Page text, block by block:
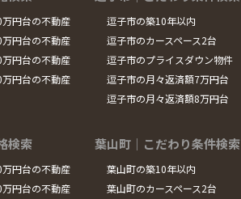
円台の不動産
円台の不動産
円台の不動産
円台の不動産
逗子市の築10年以内
逗子市のカースペース2台
逗子市のプライスダウン物件
逗子市の月々返済額7万円台
逗子市の月々返済額8万円台
検索
円台の不動産
円台の不動産
葉山町｜こだわり条件検索
葉山町の築10年以内
葉山町のカースペース2台